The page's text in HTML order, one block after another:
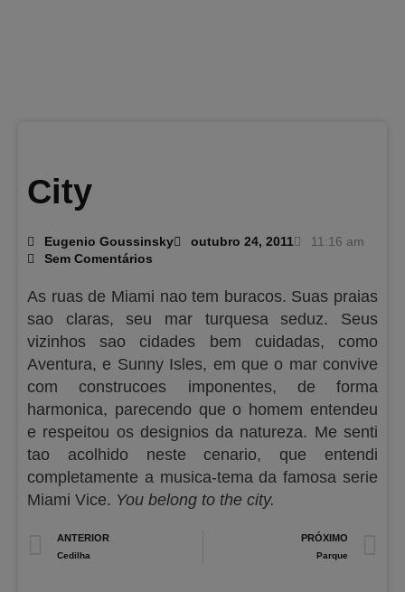
City
Eugenio Goussinsky outubro 24, 2011
11:16 am
Sem Comentários
As ruas de Miami nao tem buracos. Suas praias
sao claras, seu mar turquesa seduz. Seus
vizinhos sao cidades bem cuidadas, como
Aventura, e Sunny Isles, em que o mar convive
com construcoes imponentes, de forma
harmonica, parecendo que o homem entendeu
e respeitou os designios da natureza. Me senti
tao acolhido neste cenario, que entendi
completamente a musica-tema da famosa serie
Miami Vice. You belong to the city.
Prev
ANTERIOR
Cedilha
PRÓXIMO
Parque